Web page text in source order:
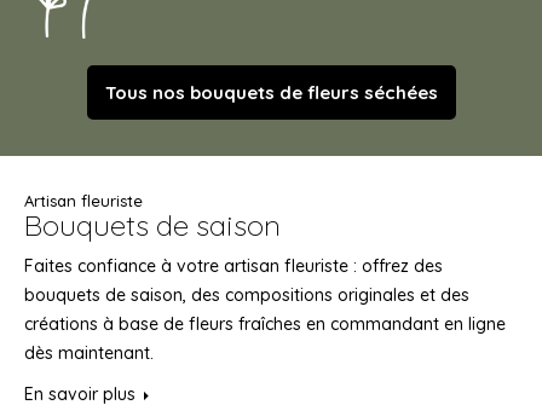
Tous nos bouquets de fleurs séchées
Artisan fleuriste
Bouquets de saison
Faites confiance à votre artisan fleuriste : offrez des
bouquets de saison, des compositions originales et des
créations à base de fleurs fraîches en commandant en ligne
dès maintenant.
En savoir plus